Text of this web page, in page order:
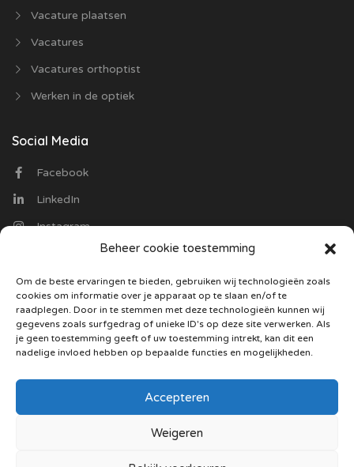
Beheer cookie toestemming
Om de beste ervaringen te bieden, gebruiken wij technologieën zoals
cookies om informatie over je apparaat op te slaan en/of te
raadplegen. Door in te stemmen met deze technologieën kunnen wij
gegevens zoals surfgedrag of unieke ID's op deze site verwerken. Als
je geen toestemming geeft of uw toestemming intrekt, kan dit een
nadelige invloed hebben op bepaalde functies en mogelijkheden.
Accepteren
Weigeren
Vacature plaatsen
Vacatures
Vacatures orthoptist
Werken in de optiek
Social Media
Facebook
LinkedIn
Instagram
Optiekvacatures.nl
Trasmolenlaan 12
3447 GZ Woerden
Stuur ons een mail